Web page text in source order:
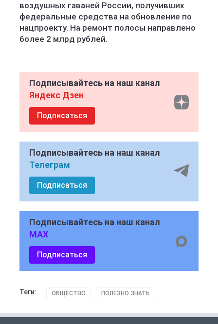
воздушных гаваней России, получивших
федеральные средства на обновление по
нацпроекту. На ремонт полосы направлено
более 2 млрд рублей.
Подписывайтесь на наш канал
Яндекс Дзен
Подписаться
Подписывайтесь на наш канал
Телеграм
Подписаться
Подписывайтесь на наш канал
MAX
Подписаться
Теги: ОБЩЕСТВО ПОЛЕЗНО ЗНАТЬ